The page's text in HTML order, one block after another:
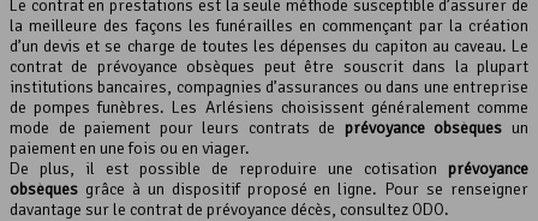
Le contrat en prestations est la seule méthode susceptible d’assurer de
la meilleure des façons les funérailles en commençant par la création
d’un devis et se charge de toutes les dépenses du capiton au caveau. Le
contrat de prévoyance obsèques peut être souscrit dans la plupart
institutions bancaires, compagnies d’assurances ou dans une entreprise
de pompes funèbres. Les Arlésiens choisissent généralement comme
mode de paiement pour leurs contrats de prévoyance obsèques un
paiement en une fois ou en viager.
De plus, il est possible de reproduire une cotisation prévoyance
obsèques grâce à un dispositif proposé en ligne. Pour se renseigner
davantage sur le contrat de prévoyance décès, consultez ODO.